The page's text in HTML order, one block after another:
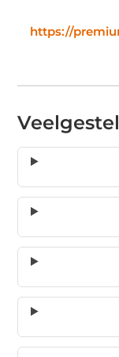
https://